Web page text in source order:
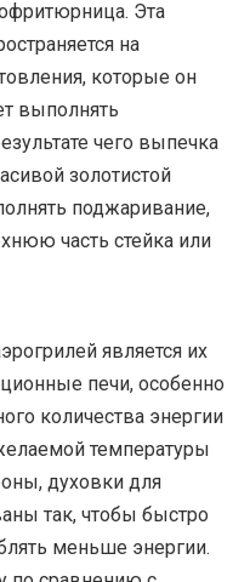
Эта
на
которые он
выполнять
чего выпечка
золотистой
поджаривание,
часть стейка или
является их
печи, особенно
количества энергии
температуры
духовки для
так, чтобы быстро
меньше энергии.